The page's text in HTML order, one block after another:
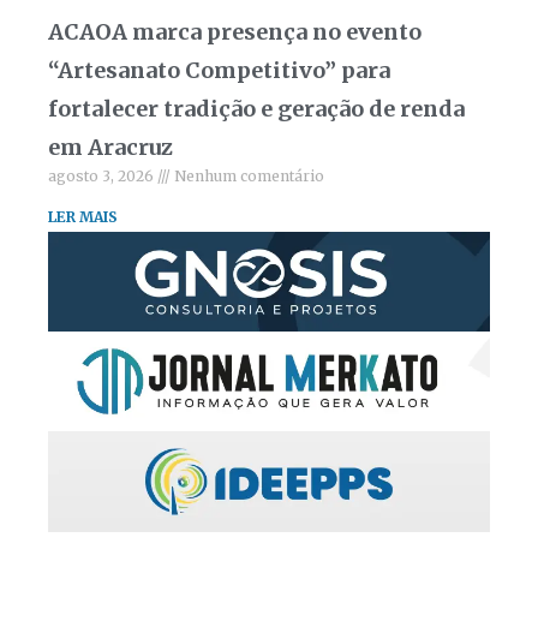
ACAOA marca presença no evento
“Artesanato Competitivo” para
fortalecer tradição e geração de renda
em Aracruz
agosto 3, 2026 Nenhum comentário
LER MAIS